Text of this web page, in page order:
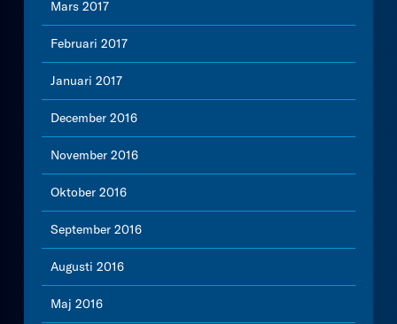
Mars 2017
Februari 2017
Januari 2017
December 2016
November 2016
Oktober 2016
September 2016
Augusti 2016
Maj 2016